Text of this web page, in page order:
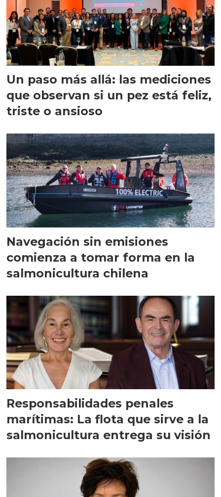
Un paso más allá: las mediciones
que observan si un pez está feliz,
triste o ansioso
Navegación sin emisiones
comienza a tomar forma en la
salmonicultura chilena
Responsabilidades penales
marítimas: La flota que sirve a la
salmonicultura entrega su visión